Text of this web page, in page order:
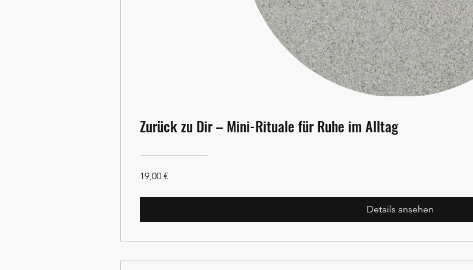
Zurück zu Dir – Mini-Rituale für Ruhe im Alltag
19,00 €
Details ansehen